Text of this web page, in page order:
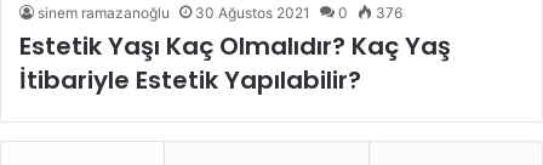
sinem ramazanoğlu 30 Ağustos 2021 0 376
Estetik Yaşı Kaç Olmalıdır? Kaç Yaş
İtibariyle Estetik Yapılabilir?